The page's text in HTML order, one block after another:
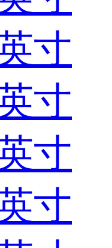
寸
寸
寸
寸